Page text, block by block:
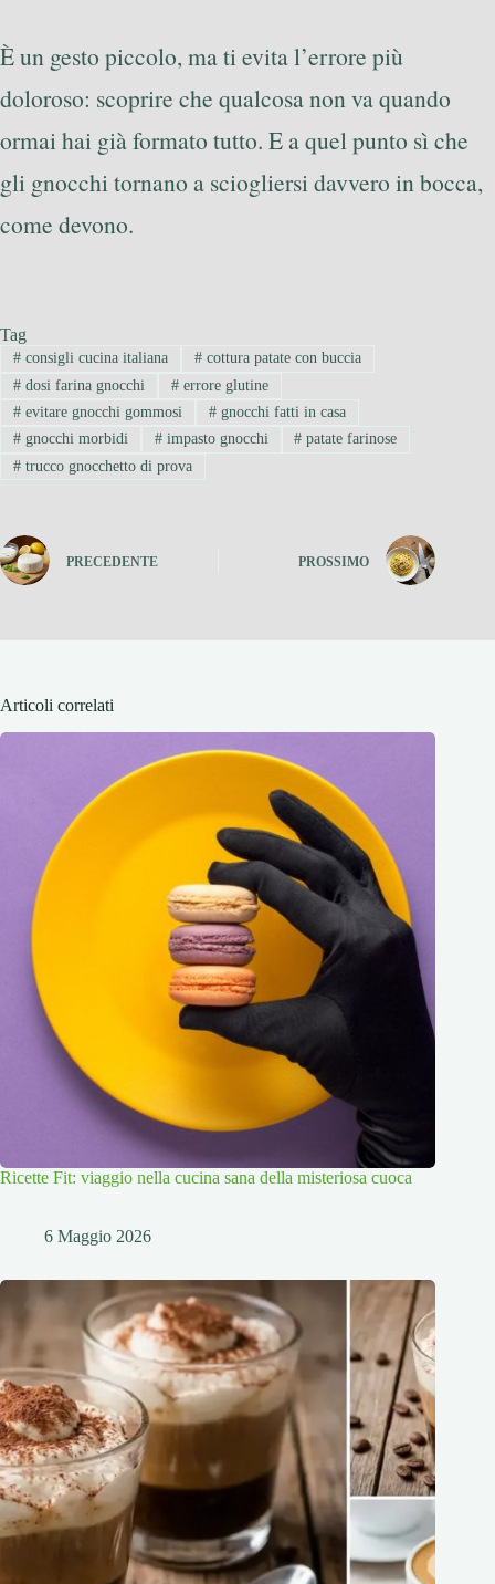
È un gesto piccolo, ma ti evita l’errore più
doloroso: scoprire che qualcosa non va quando
ormai hai già formato tutto. E a quel punto sì che
gli gnocchi tornano a sciogliersi davvero in bocca,
come devono.
Tag
#consigli cucina italiana #cottura patate con buccia
#dosi farina gnocchi #errore glutine
#evitare gnocchi gommosi #gnocchi fatti in casa
#gnocchi morbidi #impasto gnocchi # patate farinose
#trucco gnocchetto di prova
PRECEDENTE PROSSIMO
Articoli correlati
Ricette Fit: viaggio nella cucina sana della misteriosa cuoca
6 Maggio 2026